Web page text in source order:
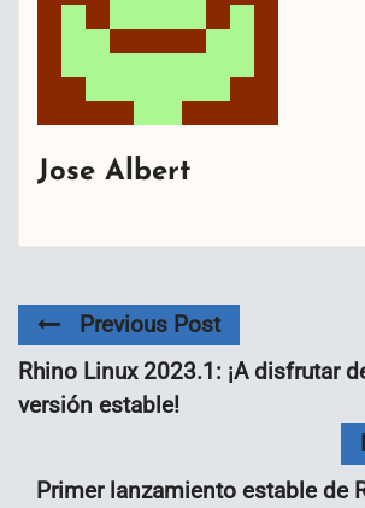
Jose Albert
Previous Post
Rhino Linux 2023.1: ¡A disfrutar
versión estable!
Primer lanzamiento estable de